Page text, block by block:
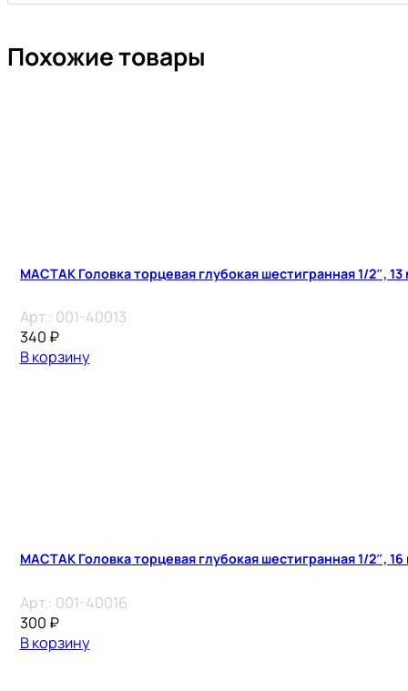
Похожие товары
МАСТАК Головка торцевая глубокая шестигранная 1/2″, 13
Арт.: 001-40013
340 ₽
В корзину
МАСТАК Головка торцевая глубокая шестигранная 1/2″, 16
Арт.: 001-40016
300 ₽
В корзину